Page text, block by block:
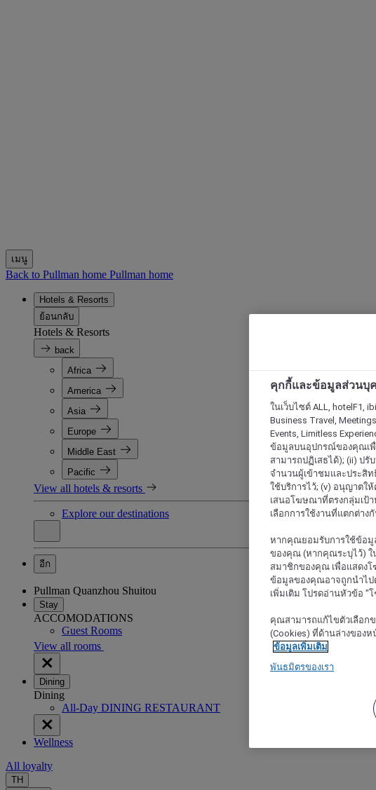
เมนู
Back to Pullman home Pullman home
Hotels & Resorts
ย้อนกลับ
Hotels & Resorts
back
Africa
America
Asia
Europe
Middle East
Pacific
View all hotels & resorts
Explore our destinations
อีก
Pullman Quanzhou Shuitou
Stay
ACCOMODATIONS
Guest Rooms
View all rooms
Dining
Dining
All-Day DINING RESTAURANT
Wellness
All loyalty
TH
คุกกี้และข้อมูลส่วนบุ
ในเว็บไซต์ ALL, hotelF1,
Business Travel,
Events, Limitless
ข้อมูลบนอุปกรณ์ของคุณเพื่
สามารถปฏิเสธได้); (ii) ปรั
จำนวนผู้เข้าชมและประสิท
ใช้บริการไว้; (v) อนุญาตใ
เสนอโฆษณาที่ตรงกลุ่มเป้
เลือกการใช้งานที่แตกต่าง
หากคุณยอมรับการใช้ข้อมู
ของคุณ (หากคุณระบุไว้) ใ
สมาชิกของคุณ เพื่อแสดงโ
ข้อมูลของคุณอาจถูกนำไป
เพิ่มเติม โปรดอ่านหัวข้อ "
คุณสามารถแก้ไขตัวเลือก
(Cookies) ที่ด้านล่างของห
ข้อมูลเพิ่มเติม
พันธมิตรของเรา